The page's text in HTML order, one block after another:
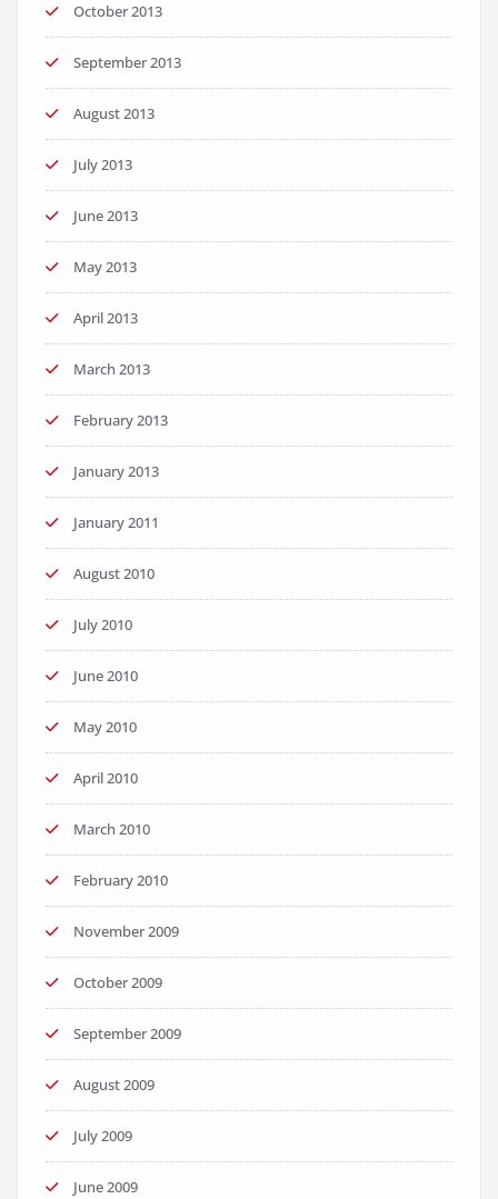
October 2013
September 2013
August 2013
July 2013
June 2013
May 2013
April 2013
March 2013
February 2013
January 2013
January 2011
August 2010
July 2010
June 2010
May 2010
April 2010
March 2010
February 2010
November 2009
October 2009
September 2009
August 2009
July 2009
June 2009